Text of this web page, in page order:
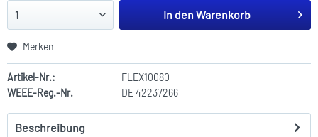
In den Warenkorb
Merken
Artikel-Nr.:
FLEX10080
WEEE-Reg.-Nr.
DE 42237266
Beschreibung